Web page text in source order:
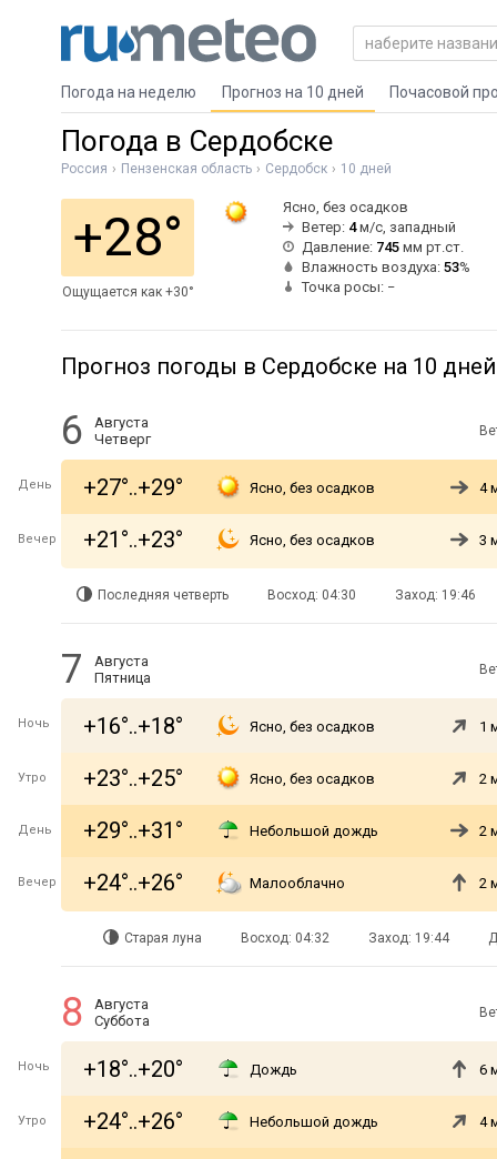
Погода на неделю Прогноз на 10 дней Почасовой
Погода в Сердобске
Россия Пензенская область Сердобск 10 дней
+28°
Ощущается как +30°
Ясно, без осадков
Ветер: 4м/с, западный
Давление: 745 мм рт.ст.
Влажность воздуха: 53%
Точка росы: −
Прогноз погоды в Сердобске на 10 дней
6
Августа
Четверг
День +27°..+29° Ясно, без осадков 4
Вечер +21°..+23° Ясно, без осадков 3
Последняя четверть Восход: 04:30 Заход: 19:46
7
Августа
Пятница
Ночь +16°..+18° Ясно, без осадков 1
Утро +23°..+25° Ясно, без осадков 2
День +29°..+31° Небольшой дождь 2
Вечер +24°..+26° Малооблачно 2
Старая луна Восход: 04:32 Заход: 19:44
8
Августа
Суббота
Ночь +18°..+20° Дождь 6
Утро +24°..+26° Небольшой дождь 4